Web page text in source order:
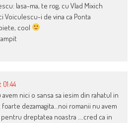
lasa-ma, te rog, cu Vlad Mixich
Voiculescu-i de vina ca Ponta
cool
avem nici o sansa sa iesim din rahatul in
dezamagita…noi romanii nu avem
dreptatea noastra ….cred ca in